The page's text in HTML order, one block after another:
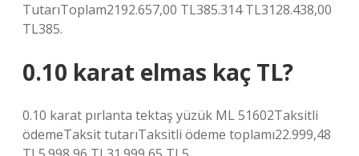
TutarıToplam2192.657,00 TL385.314 TL3128.438,00
TL385.
0.10 karat elmas kaç TL?
0.10 karat pırlanta tektaş yüzük ML 51602Taksitli
ödemeTaksit tutarıTaksitli ödeme toplamı22.999,48